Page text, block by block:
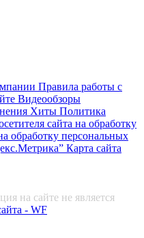
Правила работы с
Видеообзоры
Хиты Политика
сайта на обработку
обработку персональных
Карта сайта
на сайте не является
- WF